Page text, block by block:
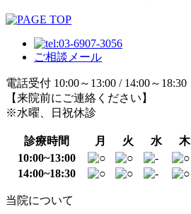
ご相談メール
電話受付 10:00～13:00 / 14:00～18:30
【来院前にご連絡ください】
※水曜、日祝休診
診療時間 月 火 水 木
10:00~13:00
14:00~18:30
当院について